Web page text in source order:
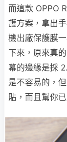
而這款 OPPO
護方案，拿出
機出廠保護膜
下來，原來真
幕的邊緣是採
是不容易的，
貼，而且幫你